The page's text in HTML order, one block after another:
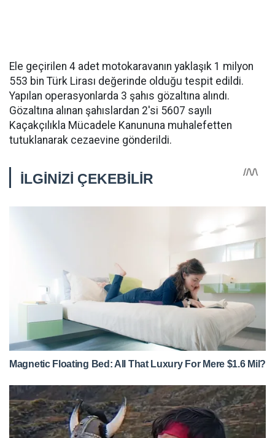
Ele geçirilen 4 adet motokaravanın yaklaşık 1 milyon
553 bin Türk Lirası değerinde olduğu tespit edildi.
Yapılan operasyonlarda 3 şahıs gözaltına alındı.
Gözaltına alınan şahıslardan 2'si 5607 sayılı
Kaçakçılıkla Mücadele Kanununa muhalefetten
tutuklanarak cezaevine gönderildi.